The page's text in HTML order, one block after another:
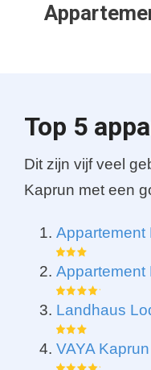
Top 5
Dit zijn vijf veel
Kaprun met een
Appartement
Appartement
Landhaus
VAYA Kaprun